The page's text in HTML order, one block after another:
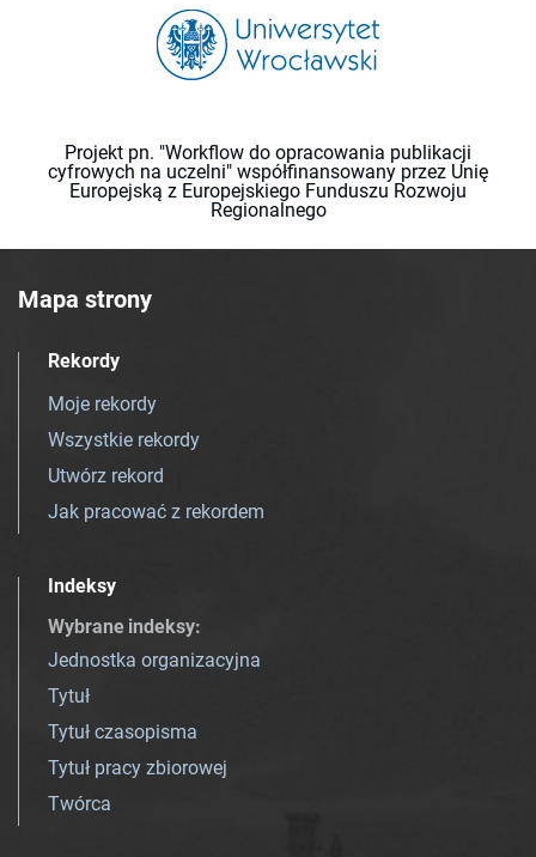
Projekt pn. "Workflow do opracowania publikacji
cyfrowych na uczelni" współfinansowany przez Unię
Europejską z Europejskiego Funduszu Rozwoju
Regionalnego
Mapa strony
Rekordy
Moje rekordy
Wszystkie rekordy
Utwórz rekord
Jak pracować z rekordem
Indeksy
Wybrane indeksy:
Jednostka organizacyjna
Tytuł
Tytuł czasopisma
Tytuł pracy zbiorowej
Twórca